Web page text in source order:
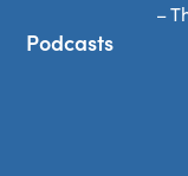
–
Podcasts